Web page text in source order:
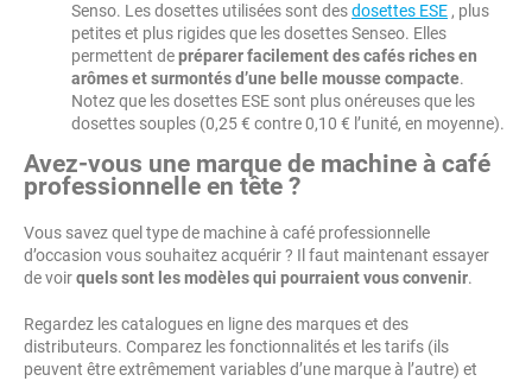
Senso. Les dosettes utilisées sont desdosettes ESE , plus
petites et plus rigides que les dosettes Senseo. Elles
permettent depréparer facilement des cafés riches en
arômes et surmontés d’une belle mousse compacte.
Notez que les dosettes ESE sont plus onéreuses que les
dosettes souples (0,25 € contre 0,10 € l’unité, en moyenne).
Avez-vous une marque de machine à café
professionnelle en tête ?
Vous savez quel type de machine à café professionnelle
d’occasion vous souhaitez acquérir ? Il faut maintenant essayer
de voirquels sont les modèles qui pourraient vous convenir.
Regardez les catalogues en ligne des marques et des
distributeurs. Comparez les fonctionnalités et les tarifs (ils
peuvent être extrêmement variables d’une marque à l’autre) et